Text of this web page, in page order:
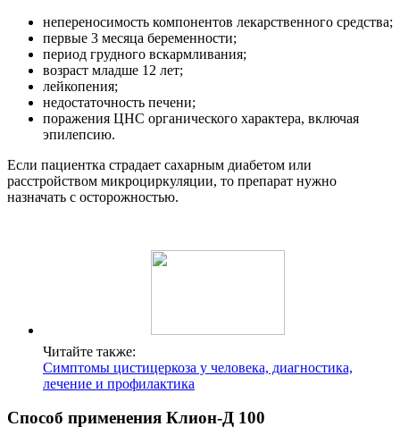
непереносимость компонентов лекарственного средства;
первые 3 месяца беременности;
период грудного вскармливания;
возраст младше 12 лет;
лейкопения;
недостаточность печени;
поражения ЦНС органического характера, включая
эпилепсию.
Если пациентка страдает сахарным диабетом или
расстройством микроциркуляции, то препарат нужно
назначать с осторожностью.
Читайте также:
Симптомы цистицеркоза у человека, диагностика,
лечение и профилактика
Способ применения Клион-Д 100